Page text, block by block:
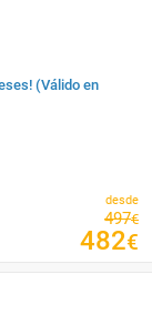
(Válido en
desde
497€
482€